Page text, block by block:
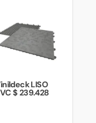
LISO
$ 239.428